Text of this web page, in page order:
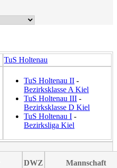
TuS Holtenau
TuS Holtenau II -
Bezirksklasse A Kiel
TuS Holtenau III -
Bezirksklasse D Kiel
TuS Holtenau I -
Bezirksliga Kiel
DWZ Mannschaft